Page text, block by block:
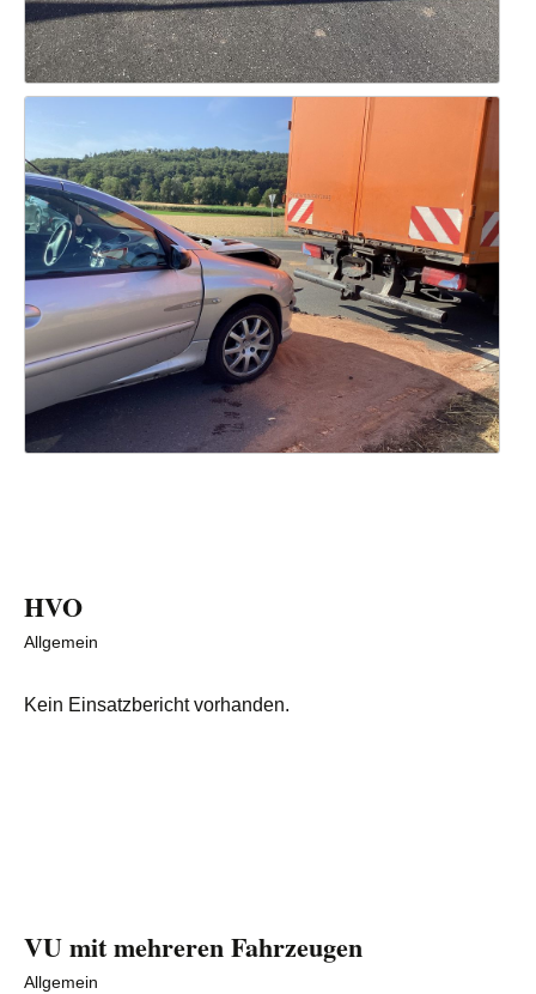
HVO
Allgemein
Kein Einsatzbericht vorhanden.
VU mit mehreren Fahrzeugen
Allgemein